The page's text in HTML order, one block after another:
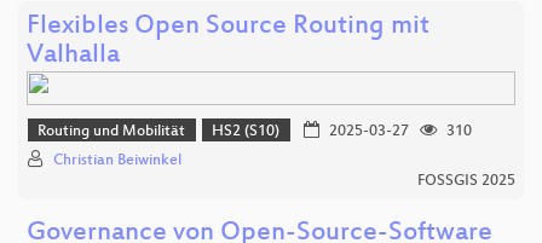
Flexibles Open Source Routing mit
Valhalla
Routing und Mobilität HS2 (S10) 2025-03-27
310
Christian Beiwinkel
FOSSGIS 2025
Governance von Open-Source-Software